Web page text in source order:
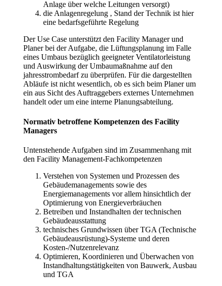
Anlage über welche Leitungen versorgt)
die Anlagenregelung , Stand der Technik ist hier
eine bedarfsgeführte Regelung
Der Use Case unterstützt den Facility Manager und
Planer bei der Aufgabe, die Lüftungsplanung im Falle
eines Umbaus bezüglich geeigneter Ventilatorleistung
und Auswirkung der Umbaumaßnahme auf den
jahresstrombedarf zu überprüfen. Für die dargestellten
Abläufe ist nicht wesentlich, ob es sich beim Planer um
ein aus Sicht des Auftraggebers externes Unternehmen
handelt oder um eine interne Planungsabteilung.
Normativ betroffene Kompetenzen des Facility
Managers
Untenstehende Aufgaben sind im Zusammenhang mit
den Facility Management-Fachkompetenzen
Verstehen von Systemen und Prozessen des
Gebäudemanagements sowie des
Energiemanagements vor allem hinsichtlich der
Optimierung von Energieverbräuchen
Betreiben und Instandhalten der technischen
Gebäudeausstattung
technisches Grundwissen über TGA (Technische
Gebäudeausrüstung)-Systeme und deren
Kosten-/Nutzenrelevanz
Optimieren, Koordinieren und Überwachen von
Instandhaltungstätigkeiten von Bauwerk, Ausbau
und TGA